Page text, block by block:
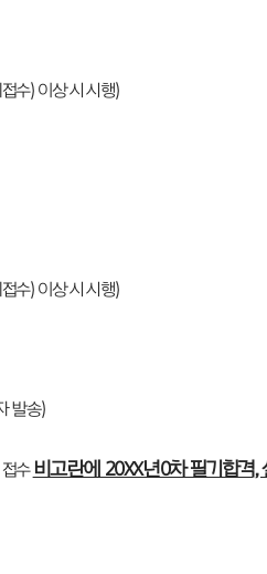
수) 이상 시 시행)
수) 이상 시 시행)
발송)
접수 비고란에 20XX년0차 필기합격,